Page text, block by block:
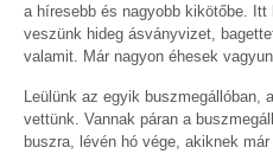
a híresebb és nagyobb kikötőbe. Itt
veszünk hideg ásványvizet,
valamit. Már nagyon éhesek
Leülünk az egyik buszmegállóban,
vettünk. Vannak páran a
buszra, lévén hó vége, akiknek